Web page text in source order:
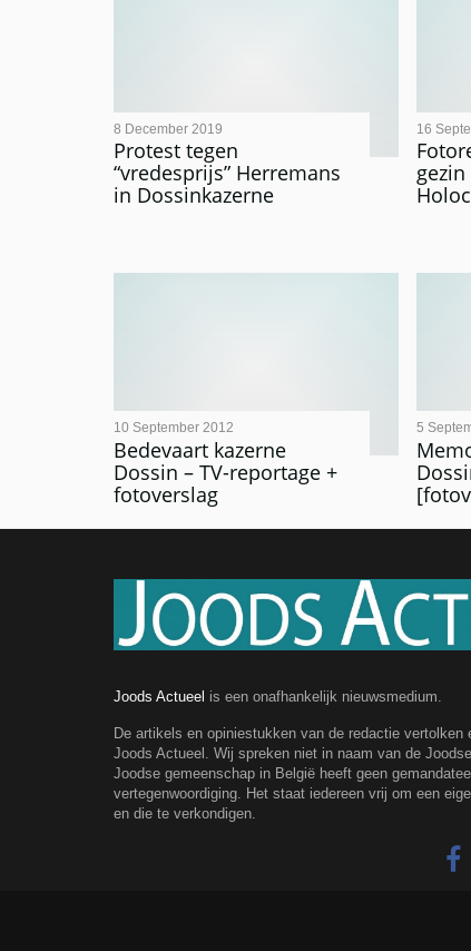
Protest tegen
“vredesprijs” Herremans
in Dossinkazerne
8 December 2019 16
Bedevaart kazerne
Dossin – TV-reportage +
fotoverslag
10 September 2012 5
Joods Actueel is een onafhankelijk nieuwsmedium.
De artikels en opiniestukken van de redactie vertolken
Joods Actueel. Wij spreken niet in naam van de
Joodse gemeenschap in België heeft geen
vertegenwoordiging. Het staat iedereen vrij om een
en die te verkondigen.